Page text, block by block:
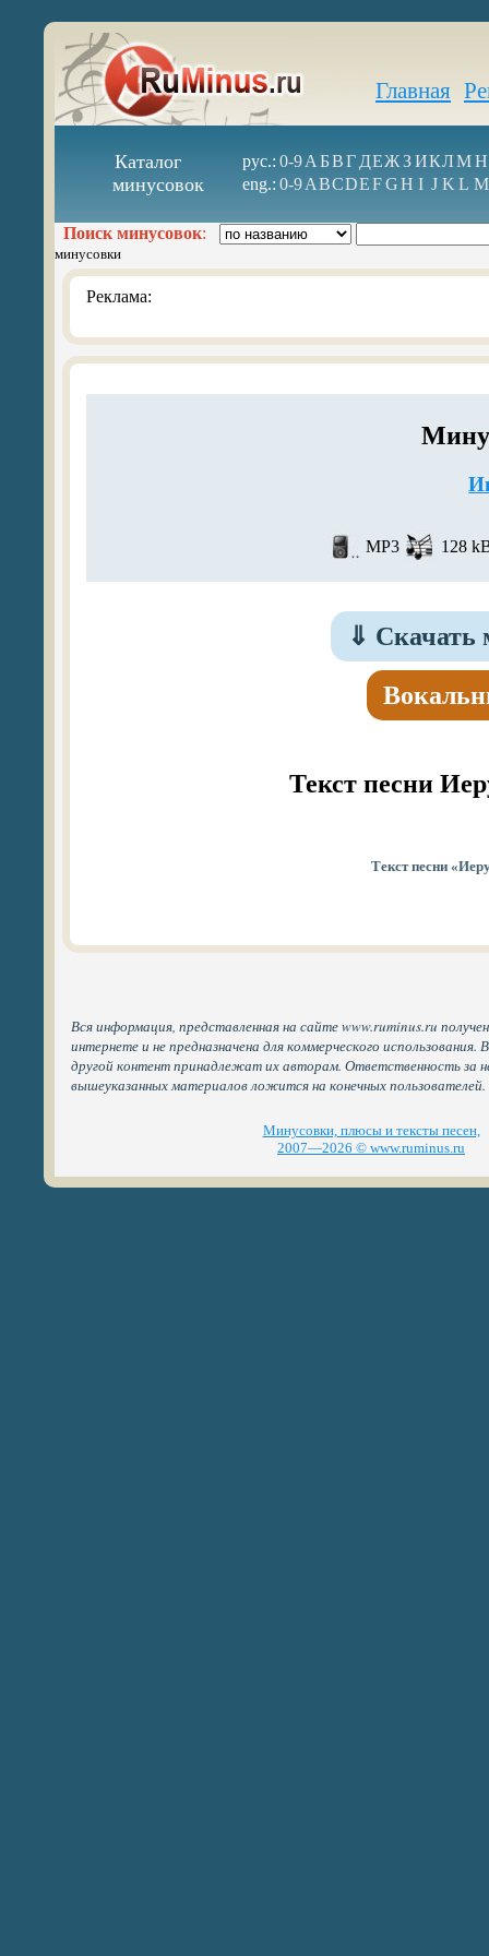
Главная
Каталог
минусовок
рус.: 0-9А БВГ ДЕЖ З ИКЛМН
eng.: 0-9ABCDEFGH I J K L M
Поиск минусовок:
минусовки
Реклама:
MP3 128
⇓ Скачать
Текст песни
Текст песни
Вся информация, представленная на сайте www.ruminus.ru
интернете и не предназначена для коммерческого
другой контент принадлежат их авторам. Ответственность за
вышеуказанных материалов ложится на конечных пользователей.
Минусовки, плюсы и тексты песен,
2007—2026 © www.ruminus.ru